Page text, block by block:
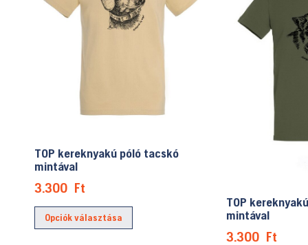
a
termékoldalon
választhatók
TOP kereknyakú póló tacskó
mintával
3.300 Ft
Opciók választása
Ennek
TOP
mintával
3.300 Ft